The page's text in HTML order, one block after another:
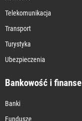
Telekomunikacja
Transport
Turystyka
Ubezpieczenia
Bankowość i finanse
Banki
Fundusze